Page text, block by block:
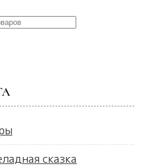
сказка